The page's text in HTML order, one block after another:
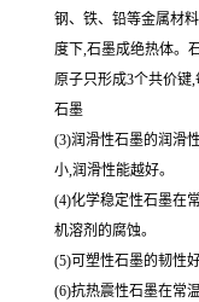
钢、铁、铅等金属材
度下,石墨成绝热体。
原子只形成3个共价键,
石墨
(3)润滑性石墨的润滑
小,润滑性能越好。
(4)化学稳定性石墨在
机溶剂的腐蚀。
(5)可塑性石墨的韧性
(6)抗热震性石墨在常